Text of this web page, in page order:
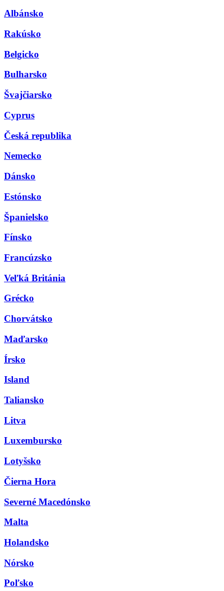
Albánsko
Rakúsko
Belgicko
Bulharsko
Švajčiarsko
Cyprus
Česká republika
Nemecko
Dánsko
Estónsko
Španielsko
Fínsko
Francúzsko
Veľká Británia
Grécko
Chorvátsko
Maďarsko
Írsko
Island
Taliansko
Litva
Luxembursko
Lotyšsko
Čierna Hora
Severné Macedónsko
Malta
Holandsko
Nórsko
Poľsko